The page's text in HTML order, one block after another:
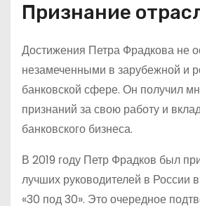
Признание
Достижения Петра Фрадкова не
незамеченными в зарубежной и
банковской сфере. Он получил
признаний за свою работу и
банковского бизнеса.
В 2019 году Петр Фрадков был
лучших руководителей в России
«30 под 30». Это очередное